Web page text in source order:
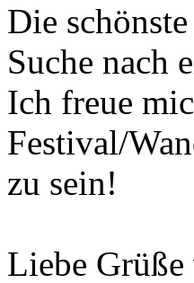
Die
Suche nach
Ich freue
Festival/
zu sein!
Liebe